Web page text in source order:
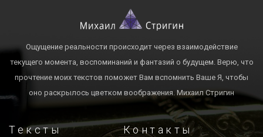
Ощущение реальности происходит через взаимодействие
текущего момента, воспоминаний и фантазий о будущем. Верю, что
прочтение моих текстов поможет Вам вспомнить Ваше Я, чтобы
оно раскрылось цветком воображения. Михаил Стригин
Тексты Контакты